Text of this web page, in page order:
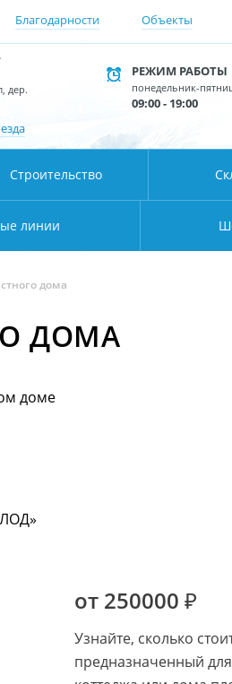
Благодарности Объекты
дер.
РЕЖИМ РАБОТЫ
понедельник-
09:00 - 19:00
Строительство
линии
дома
ДОМА
доме
от 250000 ₽
Узнайте, сколько
предназначенный